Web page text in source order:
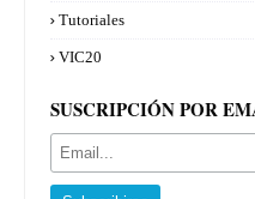
Tutoriales
VIC20
SUSCRIPCIÓN POR